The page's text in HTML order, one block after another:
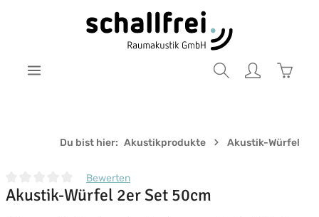
Zum Hauptinhalt springen
Du bist hier: Akustikprodukte Akustik-Würfel
Durchschnittliche Bewertung von 0 von 5 Sternen
Bewerten
Akustik-Würfel 2er Set 50cm